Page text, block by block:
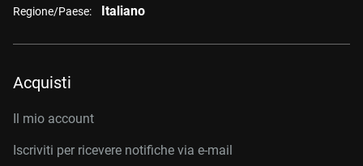
Regione/Paese: Italiano
Acquisti
Il mio account
Iscriviti per ricevere notifiche via e-mail